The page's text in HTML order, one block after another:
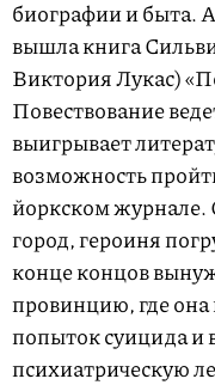
биографии и быта.
вышла книга
Виктория Лукас)
Повествование
выигрывает
возможность
йоркском журнале.
город, героиня
конце концов
провинцию, где
попыток суицида и
психиатрическую